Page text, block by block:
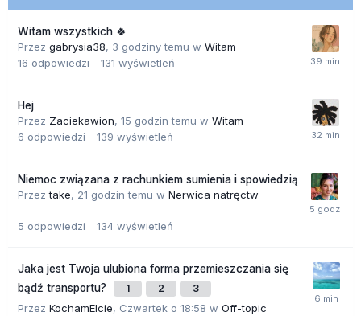
Witam wszystkich 🍀
Przez gabrysia38, 3 godziny temu w Witam
16 odpowiedzi 131 wyświetleń
Hej
Przez Zaciekawion, 15 godzin temu w Witam
6 odpowiedzi 139 wyświetleń
Niemoc związana z rachunkiem sumienia i spowiedzią
Przeztake, 21 godzin temu w Nerwica natręctw
5 odpowiedzi 134 wyświetleń
Jaka jest Twoja ulubiona forma przemieszczania się
bądź transportu?
1 2 3
Przez KochamElcie, Czwartek o 18:58 w Off-topic